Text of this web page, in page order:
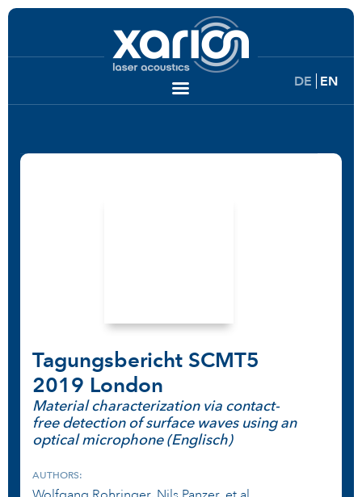
DE EN
Tagungsbericht SCMT5
2019 London
Material characterization via contact-
free detection of surface waves using an
optical microphone (Englisch)
AUTHORS: